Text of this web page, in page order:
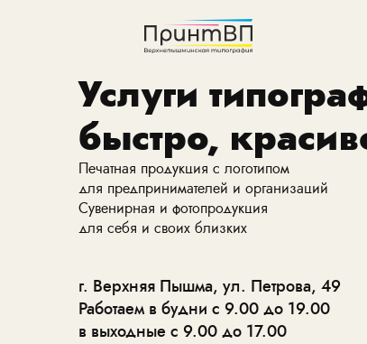
Услуги
быстро,
Печатная продукция с логотипом
для предпринимателей и организаций
Сувенирная и фотопродукция
для себя и своих близких
г. Верхняя Пышма, ул. Петрова, 49
Работаем в будни с 9.00 до 19.00
в выходные с 9.00 до 17.00